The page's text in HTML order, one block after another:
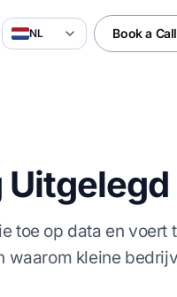
NL Book a Call
toe op data en
kleine